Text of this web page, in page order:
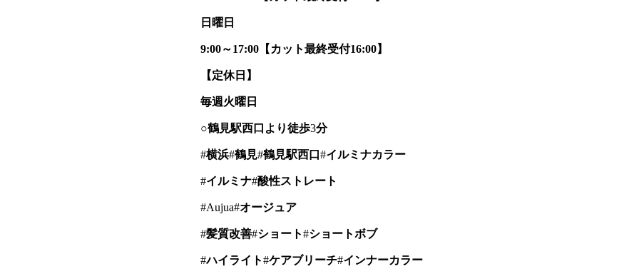
日曜日
9:00～17:00【カット最終受付16:00】
【定休日】
毎週火曜日
○鶴見駅西口より徒歩3分
#横浜#鶴見#鶴見駅西口 #イルミナカラー
#イルミナ#酸性ストレート
#Aujua#オージュア
#髪質改善#ショート#ショートボブ
#ハイライト#ケアブリーチ#インナーカラー